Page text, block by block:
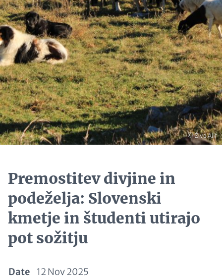
Copyright
© Živa Alif
Premostitev divjine in
podeželja: Slovenski
kmetje in študenti utirajo
pot sožitju
Date 12 Nov 2025